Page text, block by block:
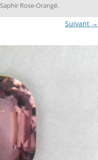
Saphir Rose-Orangé.
Suivant →